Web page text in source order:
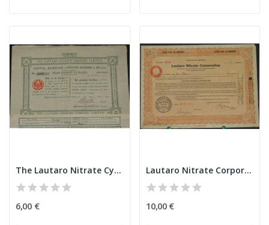
The Lautaro Nitrate Cy Ltd
6,00 €
Lautaro Nitrate Corporation
10,00 €